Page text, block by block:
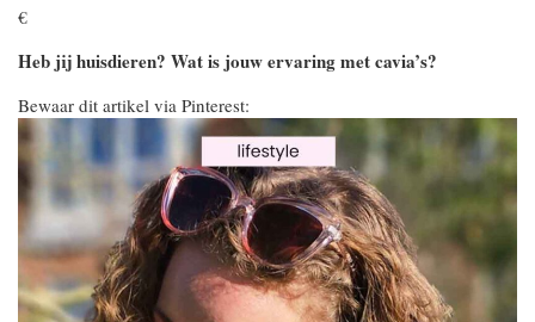
€
Heb jij huisdieren? Wat is jouw ervaring met cavia’s?
Bewaar dit artikel via Pinterest: